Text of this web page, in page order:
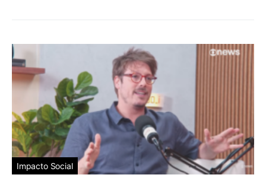
Impacto Social